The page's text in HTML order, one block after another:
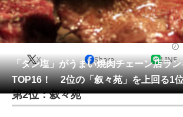
住まい 教育・育児
動物 リサーチ
会員記事
メディア
「タン塩」がうまい焼肉チェーン店ラ
TOP16！ 2位の「叙々苑」を上回る1
X Share LINE
第2位：叙々苑